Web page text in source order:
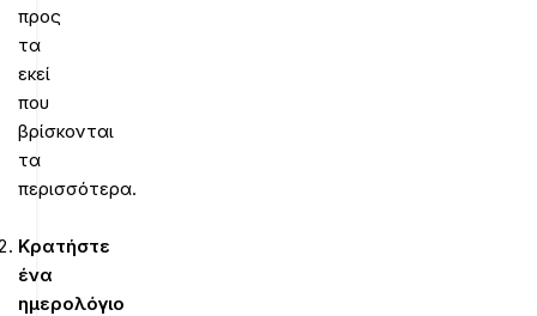
προς
τα
εκεί
που
βρίσκονται
τα
περισσότερα.
Κρατήστε
ένα
ημερολόγιο